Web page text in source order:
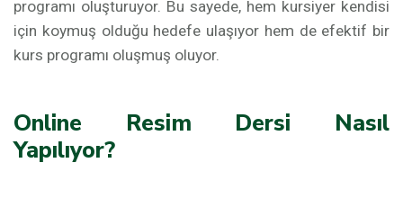
programı oluşturuyor. Bu sayede, hem kursiyer kendisi
için koymuş olduğu hedefe ulaşıyor hem de efektif bir
kurs programı oluşmuş oluyor.
Online Resim Dersi Nasıl
Yapılıyor?